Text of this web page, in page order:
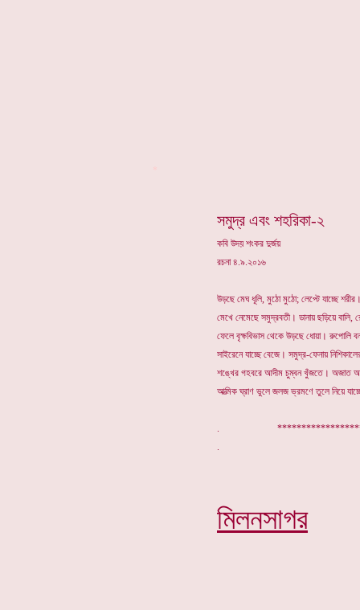
সমুদ্র এবং শহরিকা-২
কবি উদয় শংকর দুর্জয়
রচনা ৪.৯.২০১৬
উড়ছে মেঘ ধূলি, মুঠো মুঠো; লেপ্টে যাচ্ছে
মেখে নেমেছে সমুদ্রবতী। ডানায় ছড়িয়ে বালি,
ফেলে বৃক্ষবিভাস থেকে উড়ছে ধোয়া। রুপোলি
সাইরেনে যাচ্ছে বেজে। সমুদ্র-ফেনায়
শঙ্খের গহবরে আদীম চুম্বন খুঁজতে। অজাত
আত্মিক ঘ্রাণ ভুলে জলজ ভ্রমণে তুলে নিয়ে
.
মিলনসাগর